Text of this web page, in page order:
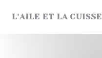
L'AILE ET LA CUISSE